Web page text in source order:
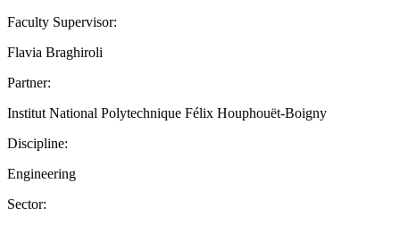
Faculty Supervisor:
Flavia Braghiroli
Partner:
Institut National Polytechnique Félix Houphouët-Boigny
Discipline:
Engineering
Sector: